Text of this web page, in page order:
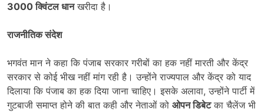
3000क्विंटल धानखरीदा है।
राजनीतिक संदेश
भगवंत मान ने कहा कि पंजाब सरकार गरीबों का हक नहीं मारती और केंद्र
सरकार से कोई भीख नहीं मांग रही है। उन्होंने राज्यपाल और केंद्र को याद
दिलाया कि पंजाब का हक दिया जाना चाहिए। इसके अलावा, उन्होंने पार्टी में
गुटबाजी समाप्त होने की बात कही और नेताओं को ओपन डिबेटका चैलेंज भी